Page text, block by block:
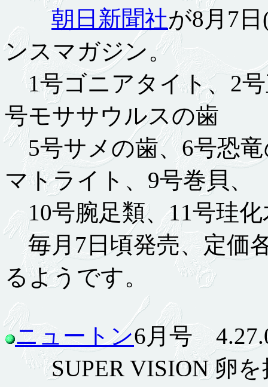
朝日新聞社が8月7
ンスマガジン。
1号ゴニアタイト、2
号モササウルスの歯
5号サメの歯、6号恐竜
マトライト、9号巻貝、
10号腕足類、11号珪化
毎月7日頃発売、定価
るようです。
ニュートン6月号
SUPER VISION 卵を